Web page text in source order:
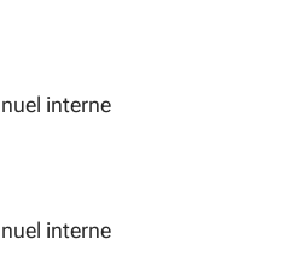
interne
interne